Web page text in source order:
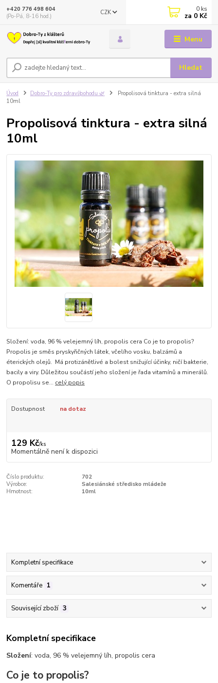
Menu
CZK
Hledat
+420 776 498 604
(Po-Pá, 8-16 hod.)
0 ks
za 0 Kč
Úvod Dobro-Ty pro zdraví/pohodu 🌿
Propolisová tinktura - extra silná
10ml
Propolisová tinktura - extra silná
10ml
Složení: voda, 96 % velejemný líh, propolis cera Co je to propolis?
Propolis je směs pryskyřičných látek, včelího vosku, balzámů a
éterických olejů. Má protizánětlivé a bolest snižující účinky, ničí bakterie,
bacily a viry. Důležitou součástí jeho složení je řada vitamínů a minerálů.
O propolisu se... celý popis
Dostupnost na dotaz
129 Kč/ks
Momentálně není k dispozici
Číslo produktu:
702
Výrobce:
Salesiánské středisko mládeže
Hmotnost:
10ml
Kompletní specifikace
Komentáře 1
Související zboží 3
Kompletní specifikace
Složení: voda, 96 % velejemný líh, propolis cera
Co je to propolis?